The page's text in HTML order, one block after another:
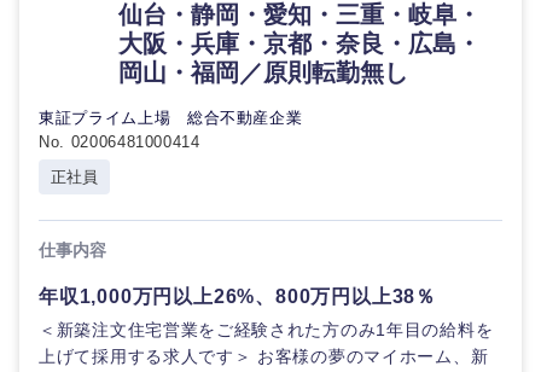
仙台・静岡・愛知・三重・岐阜・
大阪・兵庫・京都・奈良・広島・
岡山・福岡／原則転勤無し
東証プライム上場 総合不動産企業
No. 02006481000414
正社員
仕事内容
年収1,000万円以上26%、800万円以上38％
＜新築注文住宅営業をご経験された方のみ1年目の給料を
上げて採用する求人です＞ お客様の夢のマイホーム、新